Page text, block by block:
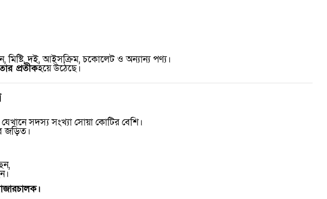
,মিষ্টি,দই,আইসক্রিম,চকোলেট ও অন্যান্য পণ্য।
প্রতীকহয়ে উঠেছে।
যেখানে সদস্য সংখ্যা সোয়া কোটির বেশি।
জড়িত।
,